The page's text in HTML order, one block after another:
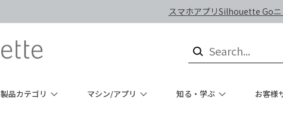
スマホアプリSilhouette Goニ
製品カテゴリ マシン/アプリ 知る・学ぶ お客様